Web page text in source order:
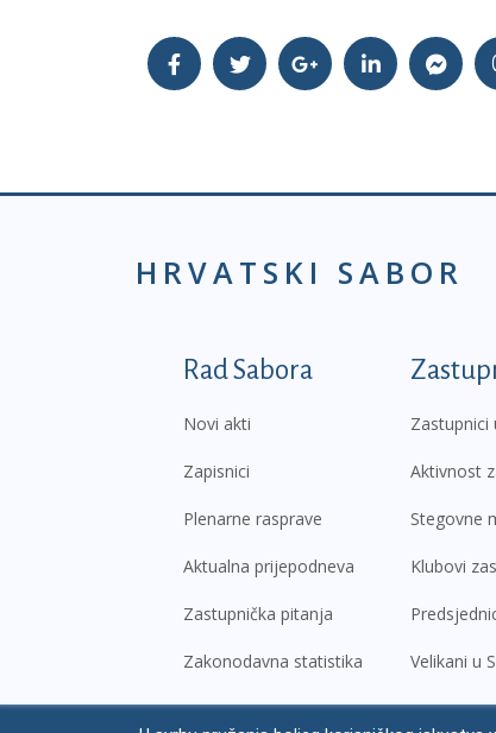
HRVATSKI SABOR
Podnožje prvi
Rad Sabora
Novi akti
Zapisnici
Plenarne rasprave
Aktualna prijepodneva
Zastupnička pitanja
Zakonodavna statistika
Zastupnici
Aktivnost
Stegovne
Klubovi
Velikani u